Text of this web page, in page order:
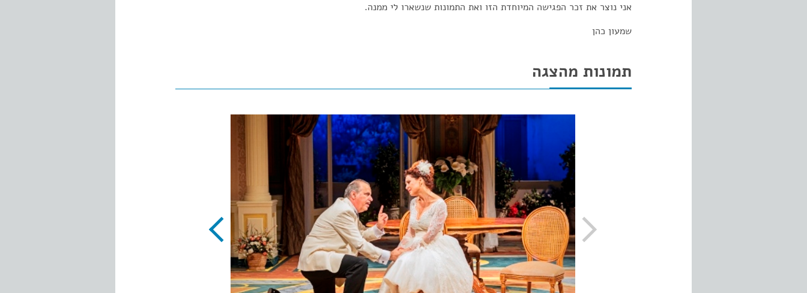
אני נוצר את זכר הפגישה המיוחדת הזו ואת התמונות שנשארו לי ממנה.
שמעון כהן
תמונות מהצגה